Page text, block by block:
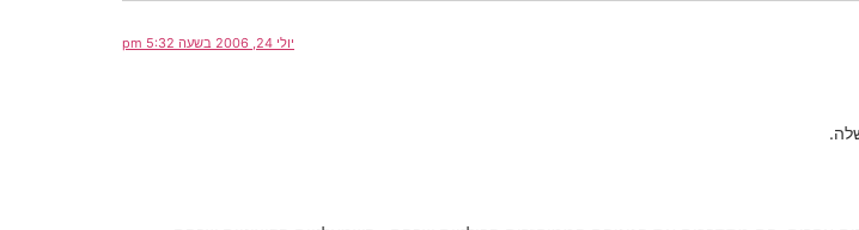
יולי 24, 2006 בשעה 5:32 pm